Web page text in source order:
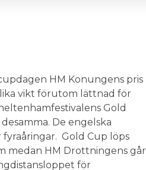
HM Konungens pris
vikt förutom lättnad för
Gold
De engelska
Gold Cup löps
medan HM Drottningens går
för